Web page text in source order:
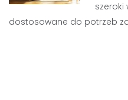
szeroki
dostosowane do potrzeb